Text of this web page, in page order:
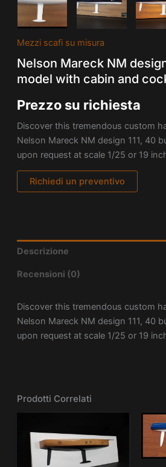
Mezzi scafi su misura
Nelson Mareck NM
model with cabin and
Prezzo su richiesta
Discover this tremendous custom
Nelson Mareck NM design 111, 40
upon request at scale 1/25 or 19
Richiedi un preventivo
Descrizione
Recensioni (0)
Discover this tremendous custom
Nelson Mareck NM design 111, 40
upon request at scale 1/25 or 19
Prodotti Correlati